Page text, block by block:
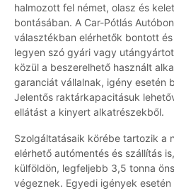
halmozott fel német, olasz és
bontásában. A Car-Pótlás
választékban elérhetők bontott
legyen szó gyári vagy
közül a beszerelhető használt
garanciát vállalnak, igény esetén
Jelentős raktárkapacitásuk
ellátást a kinyert alkatrészekből.
Szolgáltatásaik körébe tartozik a
elérhető autómentés és szállítás
külföldön, legfeljebb 3,5 tonna
végeznek. Egyedi igények